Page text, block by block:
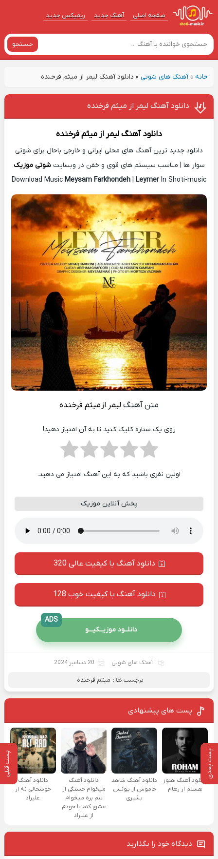
صفحه اصلی آهنگ‌ جدید ریمیکس جدید
جستجو
خانه»آهنگ های شوتی» دانلود آهنگ لیمر از میثم فرخنده
پست بعدی پست قبلی
دانلود آهنگ لیمر از میثم فرخنده
دانلود آهنگلیمر ازمیثم فرخنده
دانلود جدید ترین آهنگ های محلی ایرانی و خارجی باحال برای شوتی
سوار ها | مناسب سیستم های قوی و خفن در وبسایتشوتی موزیک
Download Music Meysam Farkhondeh Leymer In Shoti-music
متن آهنگ لیمر از میثم فرخنده
روی یک ستاره کلیک کنید تا به آن امتیاز دهید!
اولین نفری باشید که به این آهنگ امتیاز می دهید.
پخش آنلاین موزیک
دانلود آهنگ با کیفیت عالی 320
دانلود آهنگ با کیفیت خوب 128
دانلــود موزیــکیـــو
ADS
آهنگ های شوتی 20 دسامبر 2024
برچسب ها : میثم فرخنده
پست های پیشنهادی
دانلود آهنگ هنوز
هستم از رهام
دانلود آهنگ شاهد
خاموش از یونس
بشیری
دانلود آهنگ
میخوام خستگی از
تنم بره میخوام
عشق کنم با خودم
از علیراد
دانلود آهنگ
خوشحالی نه از
علیراد
دیدگاه خود را بگذارید